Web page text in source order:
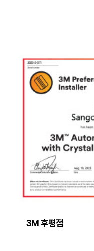
3M 후평점